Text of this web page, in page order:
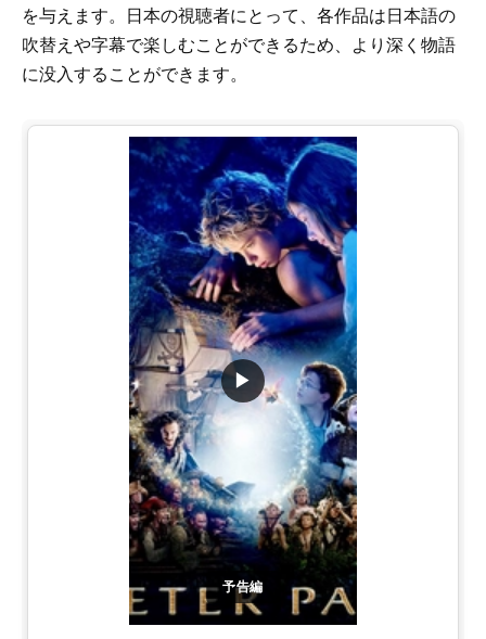
を与えます。日本の視聴者にとって、各作品は日本語の
吹替えや字幕で楽しむことができるため、より深く物語
に没入することができます。
予告編
▶